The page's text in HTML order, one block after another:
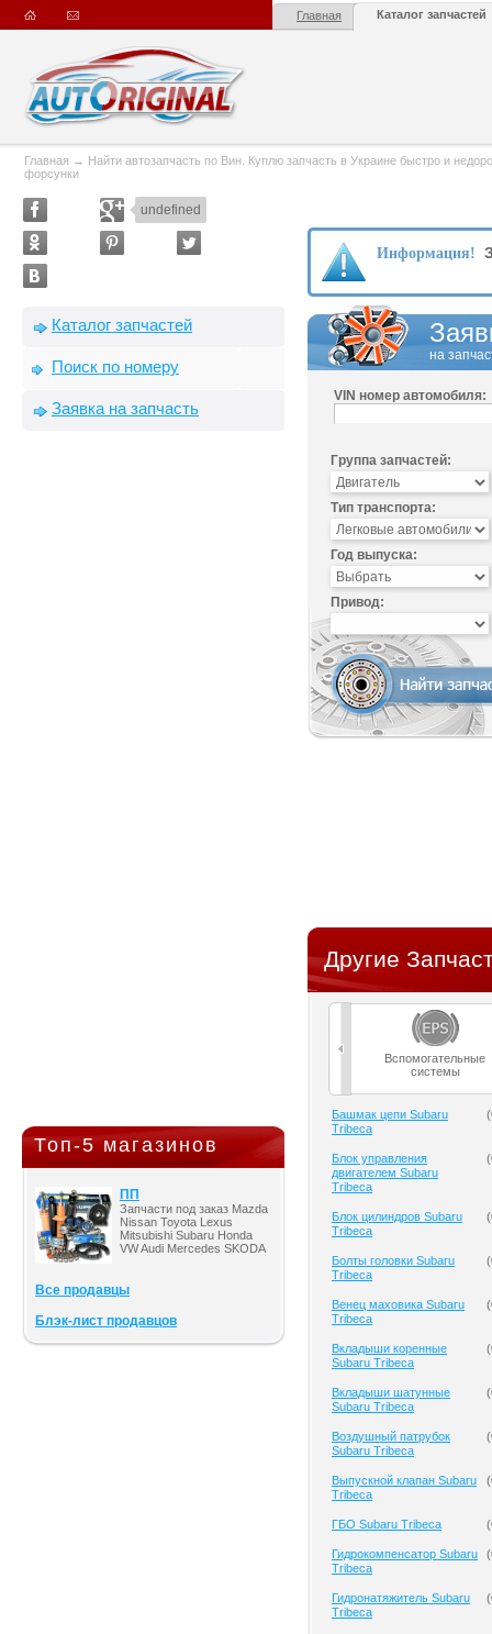
Главная Каталог запчастей
Главная → Найти автозапчасть по Вин. Куплю запчасть в Украине быстро и
форсунки
undefined
Каталог запчастей
Поиск по номеру
Заявка на запчасть
Топ-5 магазинов
ПП
Запчасти под заказ Mazda
Nissan Toyota Lexus
Mitsubishi Subaru Honda
VW Audi Mercedes SKODA
Все продавцы
Блэк-лист продавцов
Информация!
на
VIN номер автомобиля:
Группа запчастей:
Тип транспорта:
Год выпуска:
Привод:
Другие
Вспомогательные
системы
Башмак цепи Subaru
Tribeca
(
Блок управления
двигателем Subaru
Tribeca
(
Блок цилиндров Subaru
Tribeca
(
Болты головки Subaru
Tribeca
(
Венец маховика Subaru
Tribeca
(
Вкладыши коренные
Subaru Tribeca
(
Вкладыши шатунные
Subaru Tribeca
(
Воздушный патрубок
Subaru Tribeca
(
Выпускной клапан Subaru
Tribeca
(
ГБО Subaru Tribeca (
Гидрокомпенсатор Subaru
Tribeca
(
Гидронатяжитель Subaru
Tribeca
(